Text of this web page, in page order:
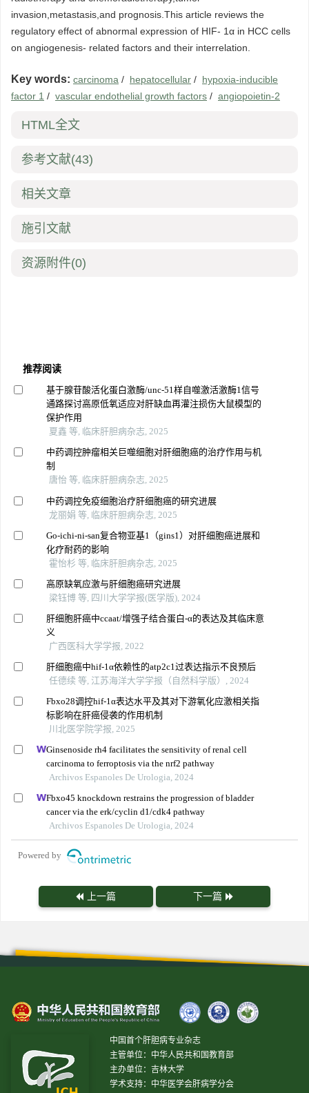
invasion,metastasis,and prognosis.This article reviews the
regulatory effect of abnormal expression of HIF- 1α in HCC cells
on angiogenesis- related factors and their interrelation.
Key words: carcinoma / hepatocellular / hypoxia-inducible
factor 1 / vascular endothelial growth factors / angiopoietin-2
HTML全文
参考文献(43)
相关文章
施引文献
资源附件(0)
推荐阅读
基于腺苷酸活化蛋白激酶/unc-51样自噬激活激酶1信号
通路探讨高原低氧适应对肝缺血再灌注损伤大鼠模型的
保护作用
夏鑫 等, 临床肝胆病杂志, 2025
中药调控肿瘤相关巨噬细胞对肝细胞癌的治疗作用与机
制
唐怡 等, 临床肝胆病杂志, 2025
中药调控免疫细胞治疗肝细胞癌的研究进展
龙丽娟 等, 临床肝胆病杂志, 2025
Go-ichi-ni-san复合物亚基1（gins1）对肝细胞癌进展和
化疗耐药的影响
霍怡杉 等, 临床肝胆病杂志, 2025
高原缺氧应激与肝细胞癌研究进展
梁钰博 等, 四川大学学报(医学版), 2024
肝细胞肝癌中ccaat/增强子结合蛋白-α的表达及其临床意
义
广西医科大学学报, 2022
肝细胞癌中hif-1α依赖性的atp2c1过表达指示不良预后
任德续 等, 江苏海洋大学学报（自然科学版）, 2024
Fbxo28调控hif-1α表达水平及其对下游氧化应激相关指
标影响在肝癌侵袭的作用机制
川北医学院学报, 2025
Ginsenoside rh4 facilitates the sensitivity of renal cell
carcinoma to ferroptosis via the nrf2 pathway
Archivos Espanoles De Urologia, 2024
Fbxo45 knockdown restrains the progression of bladder
cancer via the erk/cyclin d1/cdk4 pathway
Archivos Espanoles De Urologia, 2024
Powered by
上一篇 下一篇
中国首个肝胆病专业杂志
主管单位：中华人民共和国教育部
主办单位：吉林大学
学术支持：中华医学会肝病学分会